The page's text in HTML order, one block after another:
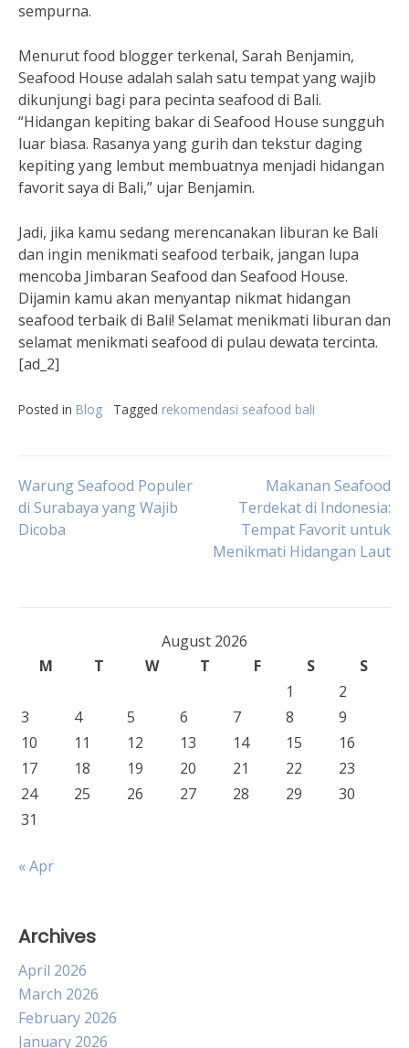
sempurna.
Menurut food blogger terkenal, Sarah Benjamin,
Seafood House adalah salah satu tempat yang wajib
dikunjungi bagi para pecinta seafood di Bali.
“Hidangan kepiting bakar di Seafood House sungguh
luar biasa. Rasanya yang gurih dan tekstur daging
kepiting yang lembut membuatnya menjadi hidangan
favorit saya di Bali,” ujar Benjamin.
Jadi, jika kamu sedang merencanakan liburan ke Bali
dan ingin menikmati seafood terbaik, jangan lupa
mencoba Jimbaran Seafood dan Seafood House.
Dijamin kamu akan menyantap nikmat hidangan
seafood terbaik di Bali! Selamat menikmati liburan dan
selamat menikmati seafood di pulau dewata tercinta.
[ad_2]
Posted in Blog Tagged rekomendasi seafood bali
Post
navigation
Warung Seafood Populer
di Surabaya yang Wajib
Dicoba
Makanan Seafood
Terdekat di Indonesia:
Tempat Favorit untuk
Menikmati Hidangan Laut
August 2026
M
T W T F S
S
1
2
3
4 5 6 7 8
9
10
11 12 13 14 15
16
17
18 19 20 21 22
23
24
25 26 27 28 29
30
31
« Apr
Archives
April 2026
March 2026
February 2026
January 2026